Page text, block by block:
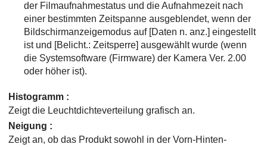
der Filmaufnahmestatus und die Aufnahmezeit nach
einer bestimmten Zeitspanne ausgeblendet, wenn der
Bildschirmanzeigemodus auf [Daten n. anz.] eingestellt
ist und [Belicht.: Zeitsperre] ausgewählt wurde (wenn
die Systemsoftware (Firmware) der Kamera Ver. 2.00
oder höher ist).
Histogramm :
Zeigt die Leuchtdichteverteilung grafisch an.
Neigung :
Zeigt an, ob das Produkt sowohl in der Vorn-Hinten-